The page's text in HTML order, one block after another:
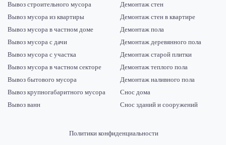
Вывоз строительного мусора
Вывоз мусора из квартиры
Вывоз мусора в частном доме
Вывоз мусора с дачи
Вывоз мусора с участка
Вывоз мусора в частном секторе
Вывоз бытового мусора
Вывоз крупногабаритного мусора
Вывоз ванн
Демонтаж стен
Демонтаж стен в квартире
Демонтаж пола
Демонтаж деревянного пола
Демонтаж старой плитки
Демонтаж теплого пола
Демонтаж наливного пола
Снос дома
Снос зданий и сооружений
Политики конфиденциальности